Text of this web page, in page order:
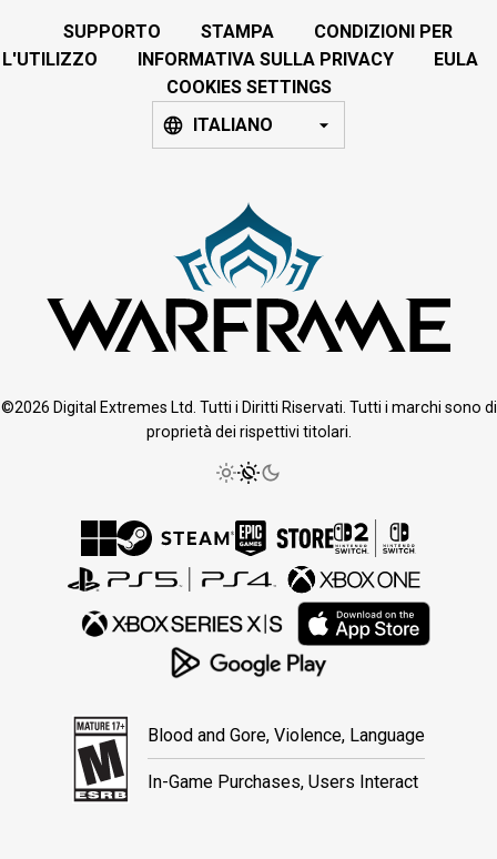
SUPPORTO STAMPA
CONDIZIONI PER
L'UTILIZZO
INFORMATIVA SULLA PRIVACY
EULA
COOKIES SETTINGS
ITALIANO
©2026 Digital Extremes Ltd. Tutti i Diritti Riservati. Tutti i marchi sono di
proprietà dei rispettivi titolari.
Blood and Gore, Violence, Language
In-Game Purchases, Users Interact